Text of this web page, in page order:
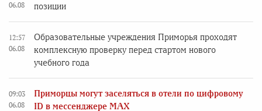
06.08
позиции
12:57
06.08
Образовательные учреждения Приморья проходят
комплексную проверку перед стартом нового
учебного года
09:03
06.08
Приморцы могут заселяться в отели по цифровому
ID в мессенджере MAX